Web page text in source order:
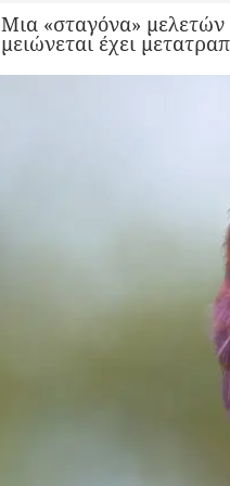
Μια «σταγόνα» μελετών
μειώνεται έχει